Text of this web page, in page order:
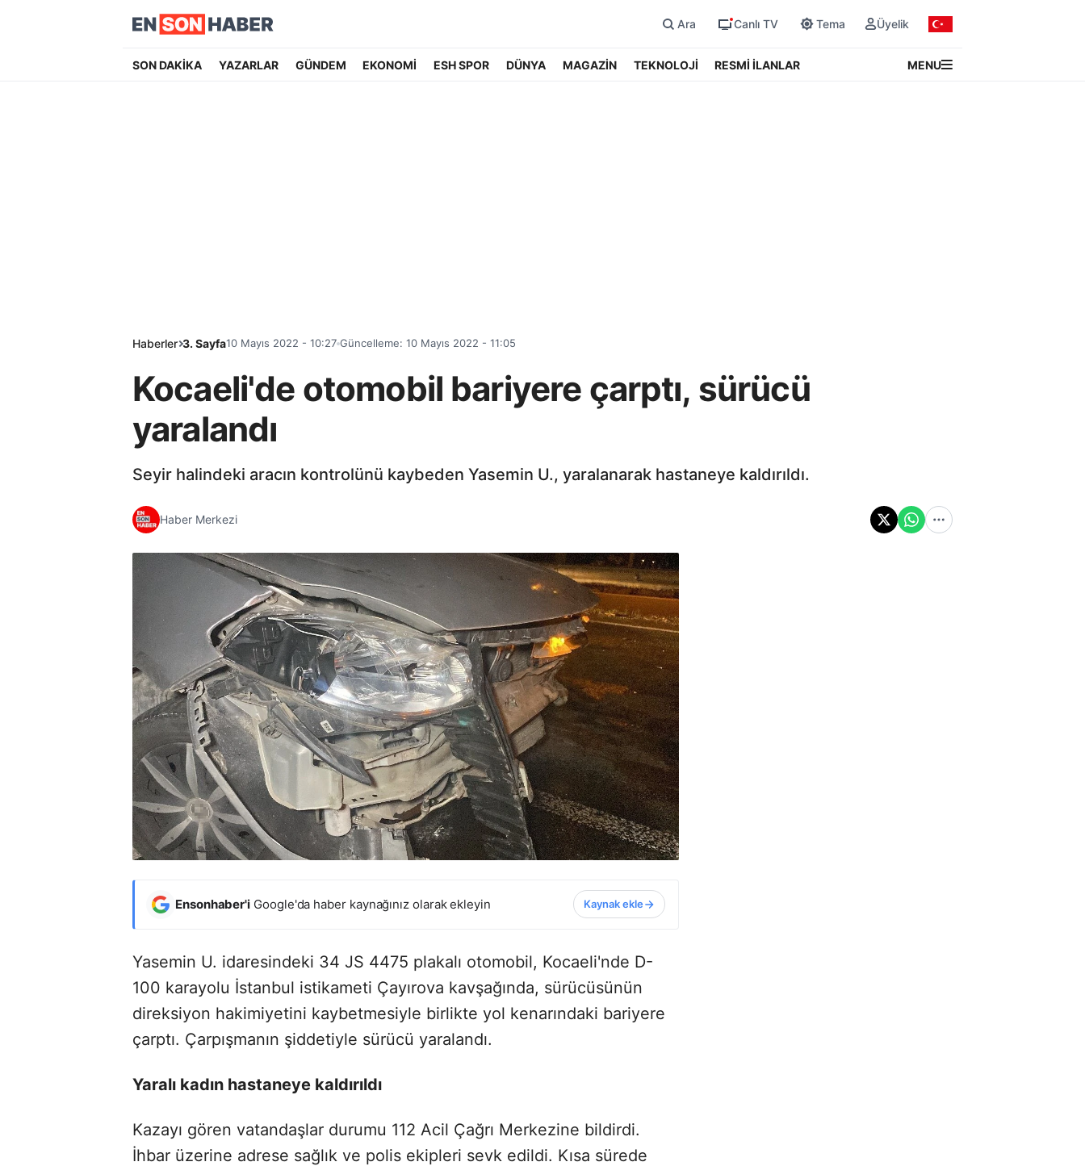
Ara Canlı TV Tema Üyelik
SON DAKİKA YAZARLAR GÜNDEM EKONOMİ ESH SPOR DÜNYA MAGAZİN TEKNOLOJİ RESMİ İLANLAR MENU
Haberler 3. Sayfa10 Mayıs 2022 - 10:27 Güncelleme: 10 Mayıs 2022 - 11:05
Kocaeli'de otomobil bariyere çarptı, sürücü
yaralandı
Seyir halindeki aracın kontrolünü kaybeden Yasemin U., yaralanarak hastaneye kaldırıldı.
Haber Merkezi
Ensonhaber'i Google'da haber kaynağınız olarak ekleyin Kaynak ekle
Yasemin U. idaresindeki 34 JS 4475 plakalı otomobil, Kocaeli'nde D-
100 karayolu İstanbul istikameti Çayırova kavşağında, sürücüsünün
direksiyon hakimiyetini kaybetmesiyle birlikte yol kenarındaki bariyere
çarptı. Çarpışmanın şiddetiyle sürücü yaralandı.
Yaralı kadın hastaneye kaldırıldı
Kazayı gören vatandaşlar durumu 112 Acil Çağrı Merkezine bildirdi.
İhbar üzerine adrese sağlık ve polis ekipleri sevk edildi. Kısa sürede